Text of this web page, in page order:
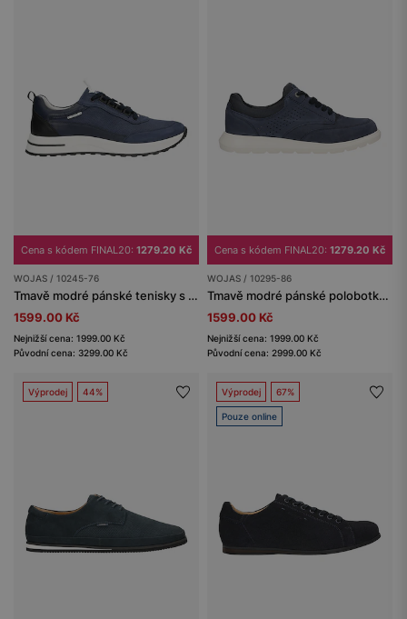
Cena s kódem FINAL20: 1279.20 Kč
WOJAS / 10245-76
Tmavě modré pánské tenisky s kontrastní podrážkou
1599.00 Kč
Nejnižší cena: 1999.00 Kč
Původní cena: 3299.00 Kč
Cena s kódem FINAL20: 1279.20 Kč
WOJAS / 10295-86
Tmavě modré pánské polobotky na kontrastní podrážce
1599.00 Kč
Nejnižší cena: 1999.00 Kč
Původní cena: 2999.00 Kč
Výprodej 44% Výprodej 67%
Pouze online